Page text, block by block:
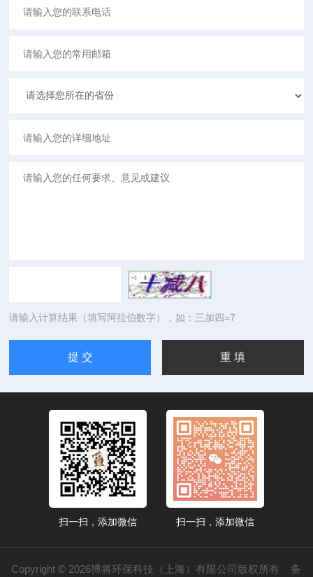
请输入计算结果（填写阿拉伯数字），如：三加四=7
扫一扫，添加微信 扫一扫，添加微信
Copyright © 2026博将环保科技（上海）有限公司版权所有 备